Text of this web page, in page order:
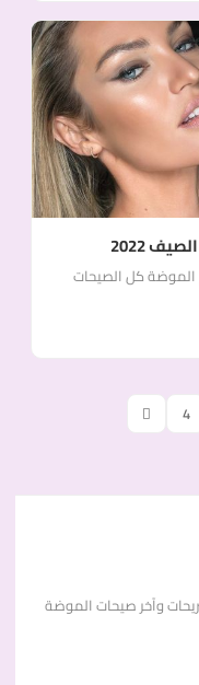
الموضة كل الصيحات
4
وآخر صيحات الموضة